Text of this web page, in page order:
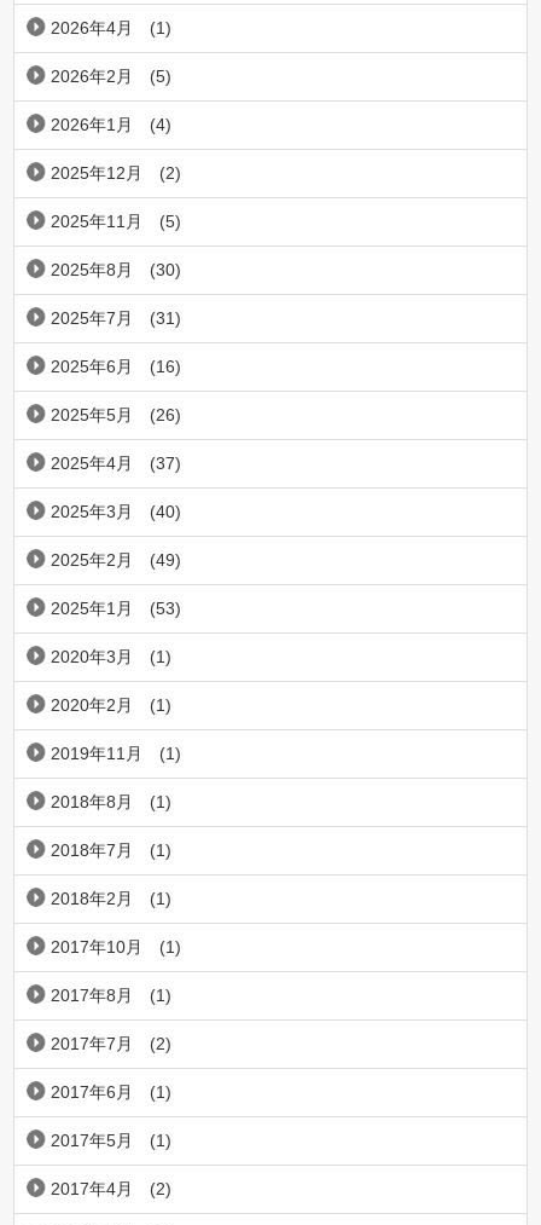
2026年4月 (1)
2026年2月 (5)
2026年1月 (4)
2025年12月 (2)
2025年11月 (5)
2025年8月 (30)
2025年7月 (31)
2025年6月 (16)
2025年5月 (26)
2025年4月 (37)
2025年3月 (40)
2025年2月 (49)
2025年1月 (53)
2020年3月 (1)
2020年2月 (1)
2019年11月 (1)
2018年8月 (1)
2018年7月 (1)
2018年2月 (1)
2017年10月 (1)
2017年8月 (1)
2017年7月 (2)
2017年6月 (1)
2017年5月 (1)
2017年4月 (2)